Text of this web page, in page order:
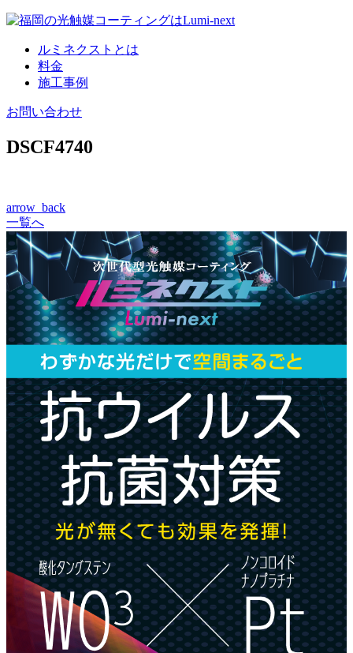
コ
ルミネクストとは
料金
施工事例
お問い合わせ
DSCF4740
arrow_back
一覧へ